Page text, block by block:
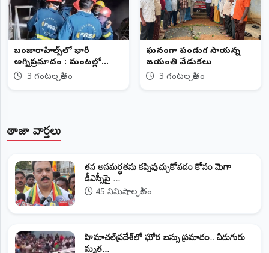
బంజారాహిల్స్‌లో భారీ
అగ్నిప్రమాదం : మంటల్లో
కాలిపోయిన భారీగా మద్యం
3 గంటల క్రితం
​ఘనంగా పండుగ సాయన్న
జయంతి వేడుకలు
3 గంటల క్రితం
తాజా వార్తలు
తన అసమర్థతను కప్పిపుచ్చుకోవడం కోసం మెగా
డీఎస్సీపై ...
45 నిమిషాల క్రితం
హిమాచల్‌ప్రదేశ్‌లో ఘోర బస్సు ప్రమాదం.. ఏడుగురు
మృత...